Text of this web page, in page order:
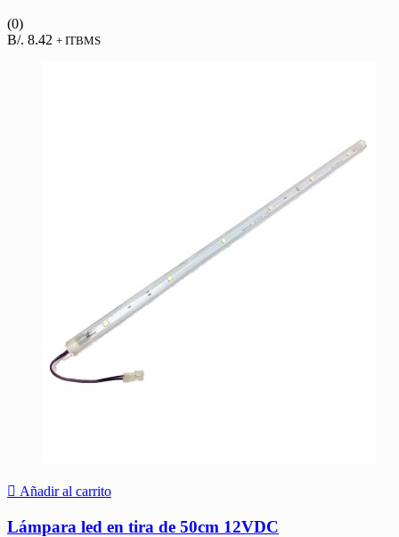
(0)
B/. 8.42 + ITBMS
Añadir al carrito
Lámpara led en tira de 50cm 12VDC